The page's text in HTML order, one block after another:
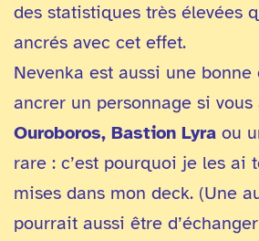
des statistiques très élevées
ancrés avec cet effet.
Nevenka est aussi une
ancrer un personnage si vous
Ouroboros, Bastion Lyra ou
rare : c’est pourquoi je les ai
mises dans mon deck. (Une
pourrait aussi être d’échanger